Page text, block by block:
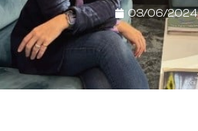
03/06/2024